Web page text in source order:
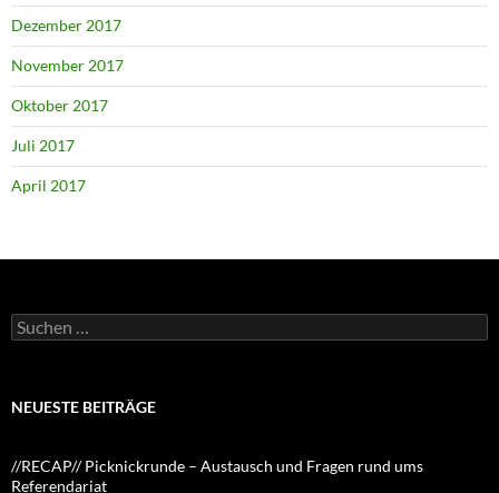
Dezember 2017
November 2017
Oktober 2017
Juli 2017
April 2017
Suchen
nach:
NEUESTE BEITRÄGE
//RECAP// Picknickrunde – Austausch und Fragen rund ums
Referendariat